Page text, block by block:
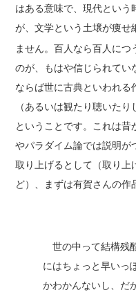
はある意味で、現代とい
が、文学という土壌が痩せ
ません。百人なら百人につ
のが、もはや信じられてい
ならば世に古典といわれる
（あるいは観たり聴いた
ということです。これは
やパラダイム論では説明が
取り上げるとして（取り上
ど）、まずは有賀さんの作
世の中って結構残
にはちょっと早いっ
かわかんないし、だ